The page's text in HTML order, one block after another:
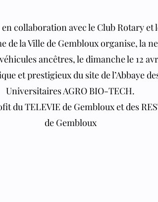
collaboration avec le Club Rotary et
de la Ville de Gembloux organise, la
ancêtres, le dimanche le 12
et prestigieux du site de l’Abbaye
Universitaires AGRO BIO-TECH.
du TELEVIE de Gembloux et des
de Gembloux